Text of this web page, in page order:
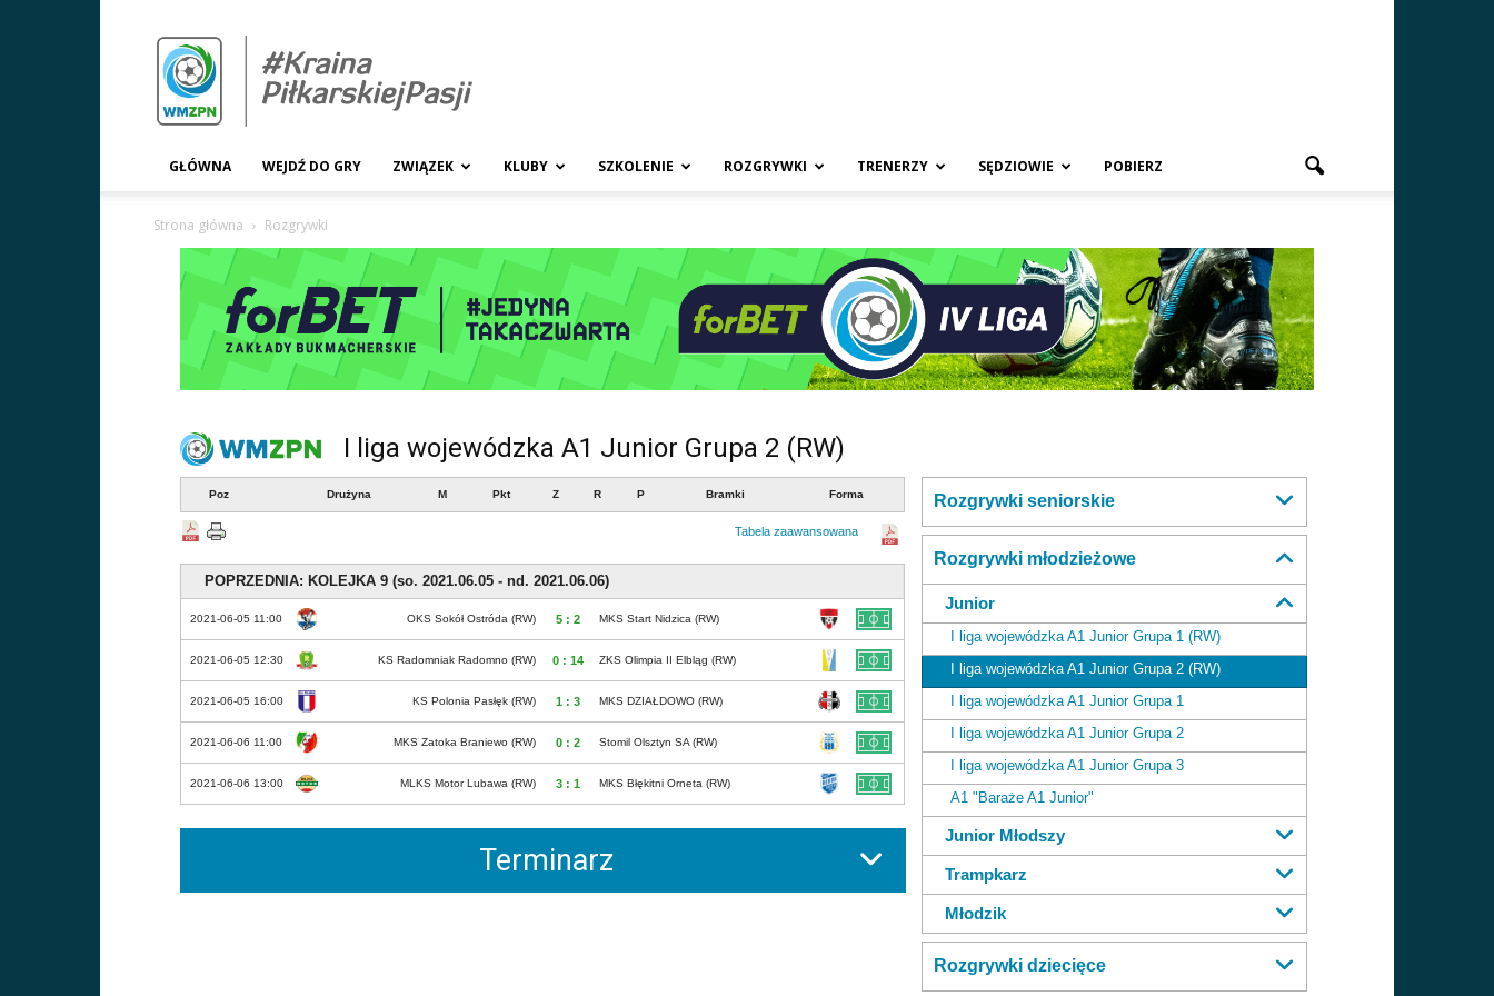
WMZPN.pl
GŁÓWNA WEJDŹ DO GRY ZWIĄZEK KLUBY SZKOLENIE ROZGRYWKI TRENERZY SĘDZIOWIE POBIERZ
Strona główna Rozgrywki
I liga wojewódzka A1 Junior Grupa 2 (RW)
Poz Drużyna M Pkt Z R P Bramki Forma
Tabela zaawansowana
POPRZEDNIA: KOLEJKA 9 (so. 2021.06.05 - nd. 2021.06.06)
2021-06-05 11:00 OKS Sokół Ostróda (RW) 5 : 2 MKS Start Nidzica (RW)
2021-06-05 12:30 KS Radomniak Radomno (RW) 0 : 14 ZKS Olimpia II Elbląg (RW)
2021-06-05 16:00 KS Polonia Pasłęk (RW) 1 : 3 MKS DZIAŁDOWO (RW)
2021-06-06 11:00 MKS Zatoka Braniewo (RW) 0 : 2 Stomil Olsztyn SA (RW)
2021-06-06 13:00 MLKS Motor Lubawa (RW) 3 : 1 MKS Błękitni Orneta (RW)
Terminarz
Rozgrywki seniorskie
Rozgrywki młodzieżowe
Junior
I liga wojewódzka A1 Junior Grupa 1 (RW)
I liga wojewódzka A1 Junior Grupa 2 (RW)
I liga wojewódzka A1 Junior Grupa 1
I liga wojewódzka A1 Junior Grupa 2
I liga wojewódzka A1 Junior Grupa 3
A1 "Baraże A1 Junior"
Junior Młodszy
Trampkarz
Młodzik
Rozgrywki dziecięce